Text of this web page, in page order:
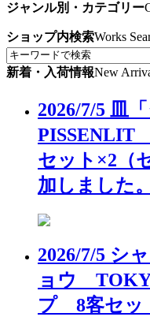
ジャンル別・カテゴリー
ショップ内検索Works
新着・入荷情報New
2026/7/5 皿
セット×2（
加しました。
2026/7/5 シ
ョウ
プ 8客セッ